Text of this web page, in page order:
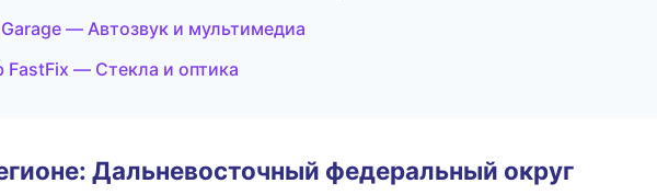
— Автозвук и мультимедиа
FastFix — Стекла и оптика
Дальневосточный федеральный округ